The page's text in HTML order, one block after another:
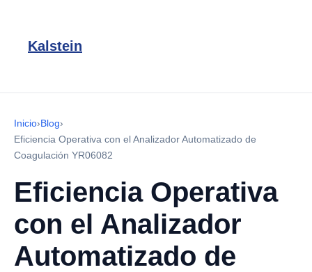
Kalstein
Inicio›Blog›
Eficiencia Operativa con el Analizador Automatizado de
Coagulación YR06082
Eficiencia Operativa
con el Analizador
Automatizado de